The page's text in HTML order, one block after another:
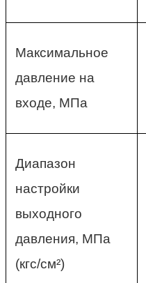
Максимальное
давление на
входе, МПа
Диапазон
настройки
выходного
давления, МПа
(кгс/см²)